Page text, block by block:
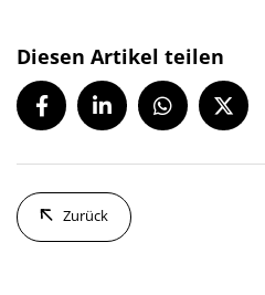
Diesen Artikel teilen
Zurück